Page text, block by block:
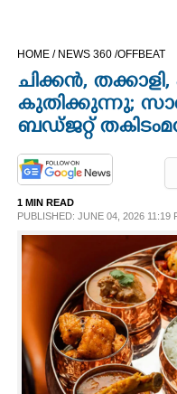
CINEMA
OPINION
PHOTOS
LIFESTYLE
INFO+
ART
HOME / NEWS 360 /OFFBEAT
ചിക്കന്‍,
കുതിക്കുന്നു;
ബഡ്ജറ്റ്
1 MIN READ
PUBLISHED: JUNE 04, 2026 11:19